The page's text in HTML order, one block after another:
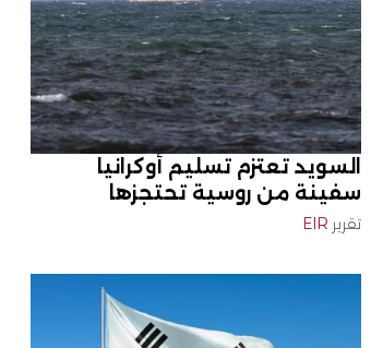
السويد تعتزم تسليم أوكرانيا
سفينة من روسية تحتجزها
تقرير EIR